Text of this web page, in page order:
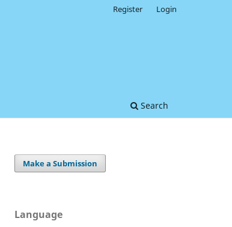
Search
Register Login
Make a Submission
Language